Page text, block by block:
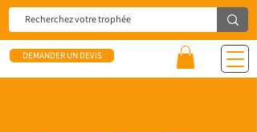
DEMANDER UN DEVIS